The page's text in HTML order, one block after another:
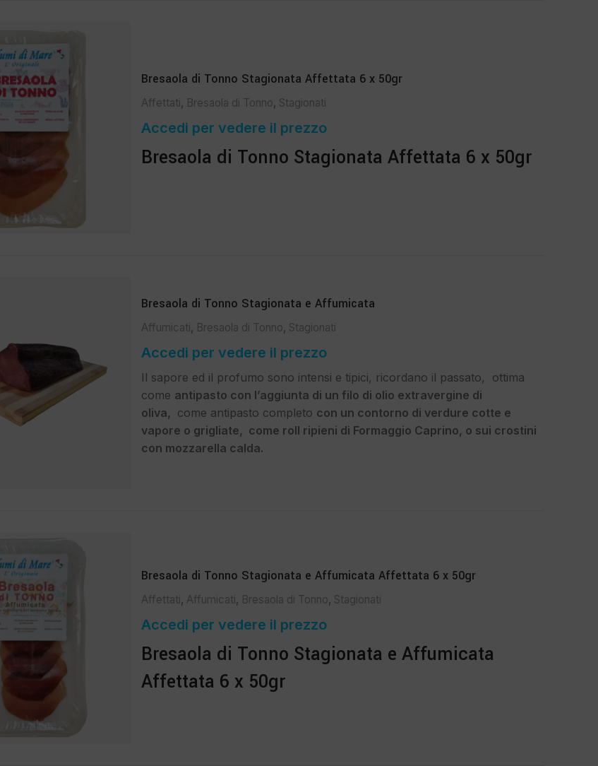
Bresaola di Tonno Stagionata Affettata 6 x 50gr
Affettati, Bresaola di Tonno, Stagionati
Accedi per vedere il prezzo
Bresaola di Tonno Stagionata Affettata 6 x 50gr
Bresaola di Tonno Stagionata e Affumicata
Affumicati, Bresaola di Tonno, Stagionati
Accedi per vedere il prezzo
Il sapore ed il profumo sono intensi e tipici, ricordano il passato, ottima
come antipasto con l’aggiunta di un filo di olio extravergine di
oliva, come antipasto completo con un contorno di verdure cotte e
vapore o grigliate, come roll ripieni di Formaggio Caprino, o sui crostini
con mozzarella calda.
Bresaola di Tonno Stagionata e Affumicata Affettata 6 x 50gr
Affettati, Affumicati, Bresaola di Tonno, Stagionati
Accedi per vedere il prezzo
Bresaola di Tonno Stagionata e Affumicata
Affettata 6 x 50gr